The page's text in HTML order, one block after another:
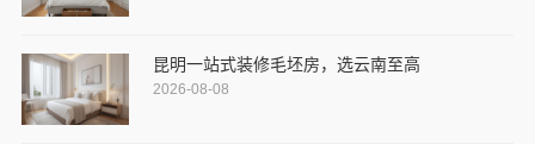
昆明一站式装修毛坯房，选云南至高
2026-08-08